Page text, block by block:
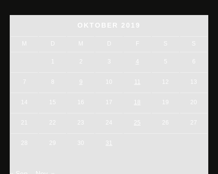
OKTOBER 2019
M D M D F S S
1 2 3 5 6
7 8 9 10 11 12 13
14 15 16 17 18 19 20
21 22 23 24 25 26 27
28 29 30 31